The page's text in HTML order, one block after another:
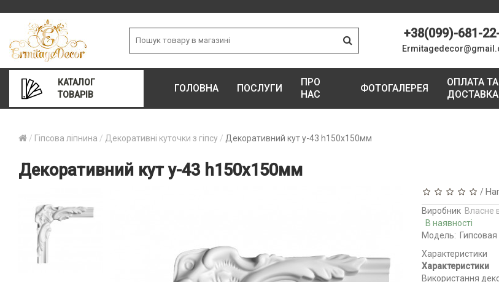
+38(099)-681-
КАТАЛОГ
ТОВАРІВ
ГОЛОВНА ПОСЛУГИ
ПРО
НАС
ФОТОГАЛЕРЕЯ
ОПЛАТА ТА
ДОСТАВКА
Гіпсова ліпнина Декоративні куточки з гіпсу Декоративний кут у-43 h150х150мм
Декоративний кут у-43 h150х150мм
/
Виробник Власне
В наявності
Модель:
Характеристики
Характеристики
Використання